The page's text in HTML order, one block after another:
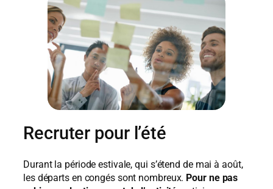
Recruter pour l’été
Durant la période estivale, qui s’étend de mai à août,
les départs en congés sont nombreux. Pour ne pas